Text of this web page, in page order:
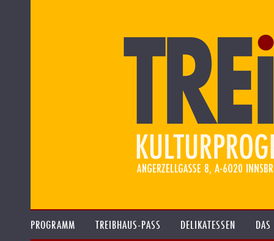
PROGRAMM TREIBHAUS-PASS DELIKATESSEN